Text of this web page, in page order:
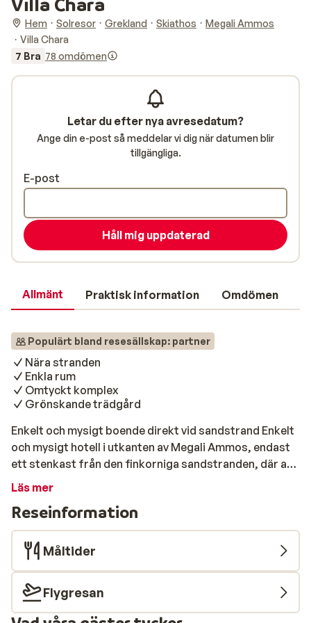
Hem Solresor Grekland Skiathos
Megali Ammos
Villa Chara
7 Bra 78 omdömen
Allmänt Praktisk information Omdömen
Populärt bland resesällskap: partner
Nära stranden
Enkla rum
Omtyckt komplex
Grönskande trädgård
Enkelt och mysigt boende direkt vid sandstrand Enkelt
och mysigt hotell i utkanten av Megali Ammos, endast
ett stenkast från den finkorniga sandstranden, där alla
rum vetter mot den fina trädgården och havet. Här trivs
nära stranden. På kvällen promenerar du eller tar
lokalbussen in till Skiathos stad där det finns ett brett
utbud av tavernor och barer i slingrande gränder.
Strand Mjuk och fin sand, klarblått vatten och vackra
vyer beskriver den finkorniga sandstranden i Megali
Ammos bäst, vars namn betyder 'stora sandstranden'
och är ett stenkast bort, endast 50 meter. Med
Läs mer
Reseinformation
Måltider
Flygresan
Letar du efter nya avresedatum?
Ange din e-post så meddelar vi dig när datumen blir
tillgängliga.
E-post
Håll mig uppdaterad